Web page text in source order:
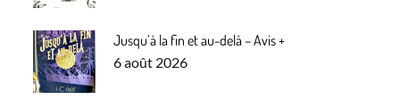
Jusqu’à la fin et au-delà – Avis +
Posted
6 août 2026